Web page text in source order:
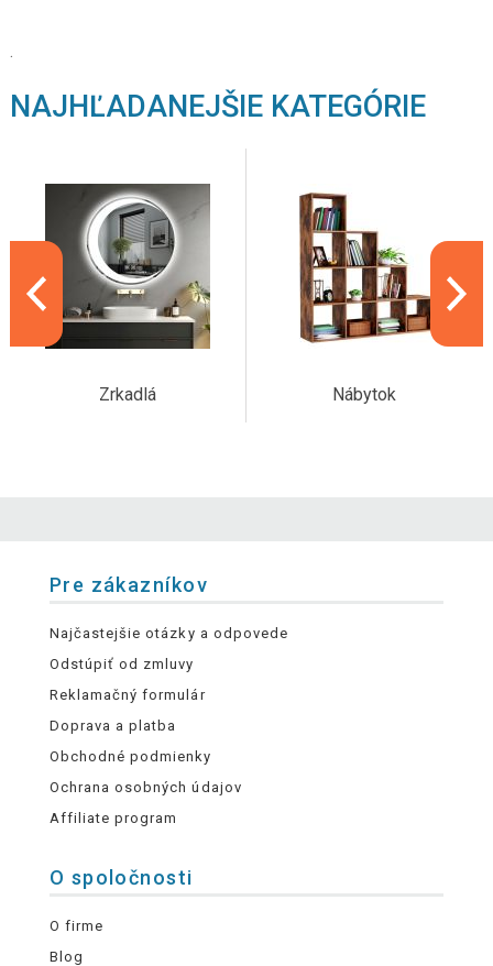
.
NAJHĽADANEJŠIE KATEGÓRIE
Zrkadlá Nábytok
Pre zákazníkov
Najčastejšie otázky a odpovede
Odstúpiť od zmluvy
Reklamačný formulár
Doprava a platba
Obchodné podmienky
Ochrana osobných údajov
Affiliate program
O spoločnosti
O firme
Blog